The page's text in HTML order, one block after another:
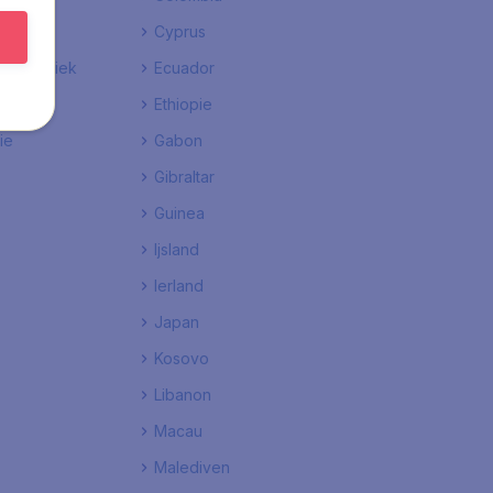
Cyprus
Ecuador
Ethiopie
Gabon
Gibraltar
Guinea
Ijsland
Ierland
Japan
Kosovo
Libanon
Macau
Malediven